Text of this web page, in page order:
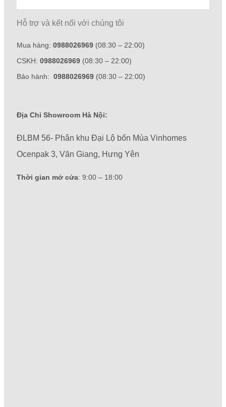
Hỗ trợ và kết nối với chúng tôi
Mua hàng: 0988026969 (08:30 – 22:00)
CSKH: 0988026969 (08:30 – 22:00)
Bảo hành: 0988026969 (08:30 – 22:00)
Địa Chỉ Showroom Hà Nội:
ĐLBM 56- Phân khu Đại Lộ bốn Mùa Vinhomes
Ocenpak 3, Văn Giang, Hưng Yên
Thời gian mở cửa: 9:00 – 18:00